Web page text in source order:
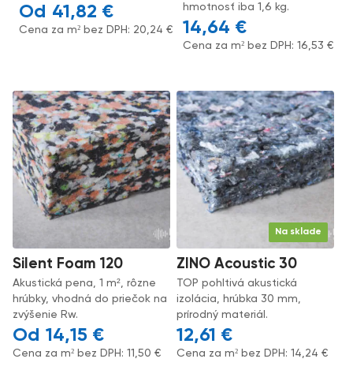
41,82 €
Cena za m² bez DPH: 20,24€
hmotnosť iba 1,6 kg.
14,64 €
Cena za m² bez DPH:16,53€
Silent Foam 120
Akustická pena, 1 m², rôzne
hrúbky, vhodná do priečok na
zvýšenie Rw.
14,15 €
Cena za m² bez DPH: 11,50 €
Na sklade
ZINO Acoustic 30
TOP pohltivá akustická
izolácia, hrúbka 30 mm,
prírodný materiál.
12,61 €
Cena za m² bez DPH: 14,24 €